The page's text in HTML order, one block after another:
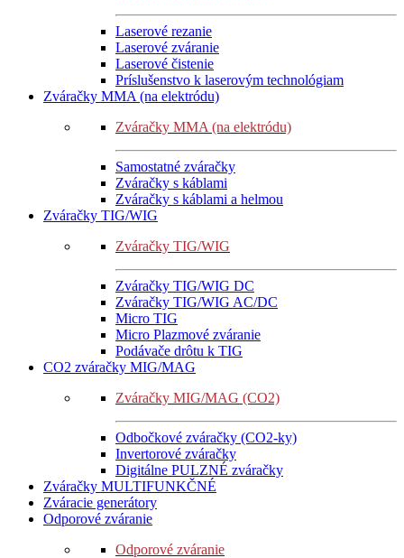
Laserové rezanie
Laserové zváranie
Laserové čistenie
Príslušenstvo k laserovým technológiam
Zváračky MMA (na elektródu)
Zváračky MMA (na elektródu)
Samostatné zváračky
Zváračky s káblami
Zváračky s káblami a helmou
Zváračky TIG/WIG
Zváračky TIG/WIG
Zváračky TIG/WIG DC
Zváračky TIG/WIG AC/DC
Micro TIG
Micro Plazmové zváranie
Podávače drôtu k TIG
CO2 zváračky MIG/MAG
Zváračky MIG/MAG (CO2)
Odbočkové zváračky (CO2-ky)
Invertorové zváračky
Digitálne PULZNÉ zváračky
Zváračky MULTIFUNKČNÉ
Zváracie generátory
Odporové zváranie
Odporové zváranie